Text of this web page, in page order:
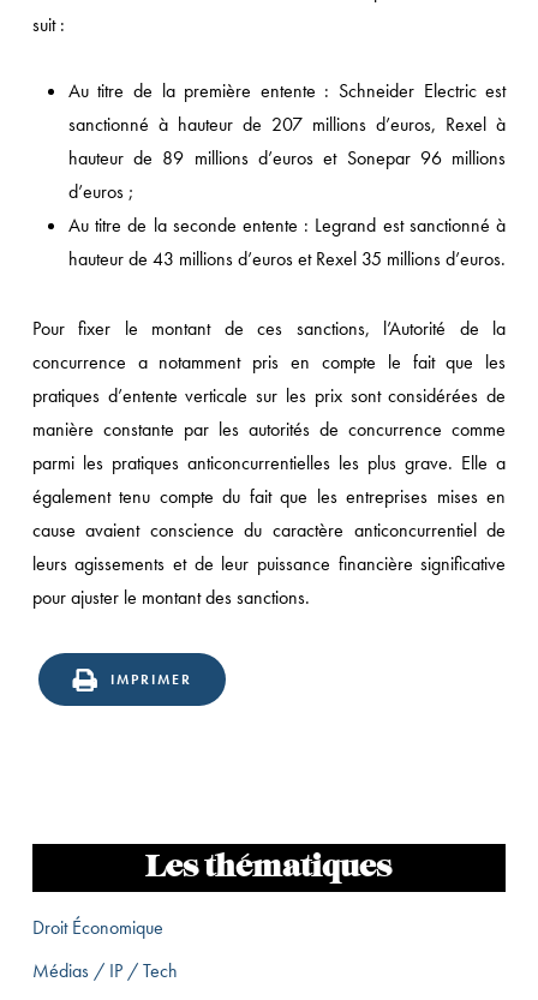
suit :
Au titre de la première entente : Schneider Electric est
sanctionné à hauteur de 207 millions d’euros, Rexel à
hauteur de 89 millions d’euros et Sonepar 96 millions
d’euros ;
Au titre de la seconde entente : Legrand est sanctionné à
hauteur de 43 millions d’euros et Rexel 35 millions d’euros.
Pour fixer le montant de ces sanctions, l’Autorité de la
concurrence a notamment pris en compte le fait que les
pratiques d’entente verticale sur les prix sont considérées de
manière constante par les autorités de concurrence comme
parmi les pratiques anticoncurrentielles les plus grave. Elle a
également tenu compte du fait que les entreprises mises en
cause avaient conscience du caractère anticoncurrentiel de
leurs agissements et de leur puissance financière significative
pour ajuster le montant des sanctions.
IMPRIMER
Les thématiques
Droit Économique
Médias / IP / Tech